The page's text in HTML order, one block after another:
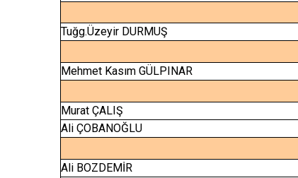
Tuğg.Üzeyir DURMUŞ
Mehmet Kasım GÜLPINAR
Murat ÇALIŞ
Ali ÇOBANOĞLU
Ali BOZDEMİR